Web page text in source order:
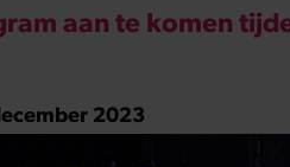
aan te komen
2023